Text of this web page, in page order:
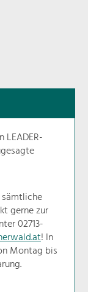
und
und nachhaltiges
und Pflege der
sämtliche
gerne zur
02713-
! In
Montag bis